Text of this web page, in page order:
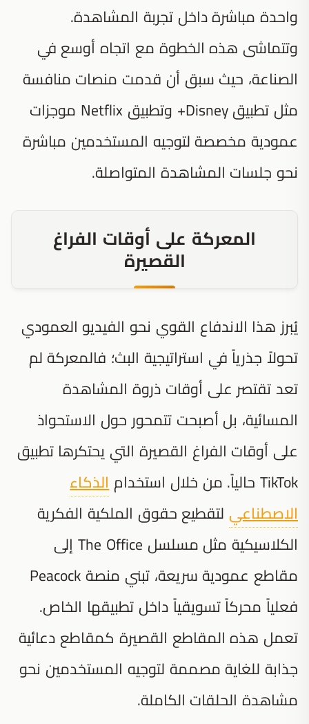
واحدة مباشرة داخل تجربة المشاهدة.
وتتماشى هذه الخطوة مع اتجاه أوسع في
الصناعة، حيث سبق أن قدمت منصات منافسة
مثل تطبيق Disney+ وتطبيق Netflix موجزات
عمودية مخصصة لتوجيه المستخدمين مباشرة
نحو جلسات المشاهدة المتواصلة.
المعركة على أوقات الفراغ
القصيرة
يُبرز هذا الاندفاع القوي نحو الفيديو العمودي
تحولاً جذرياً في استراتيجية البث؛ فالمعركة لم
تعد تقتصر على أوقات ذروة المشاهدة
المسائية، بل أصبحت تتمحور حول الاستحواذ
على أوقات الفراغ القصيرة التي يحتكرها تطبيق
TikTok حالياً. من خلال استخدام
الذكاء
الاصطناعي لتقطيع حقوق الملكية الفكرية
الكلاسيكية مثل مسلسل The Officeإلى
مقاطع عمودية سريعة، تبني منصة Peacock
فعلياً محركاً تسويقياً داخل تطبيقها الخاص.
تعمل هذه المقاطع القصيرة كمقاطع دعائية
جذابة للغاية مصممة لتوجيه المستخدمين نحو
مشاهدة الحلقات الكاملة.